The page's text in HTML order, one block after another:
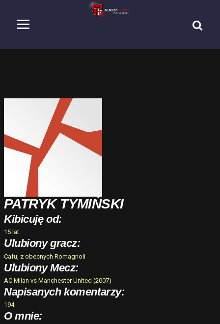
PATRYK TYMIŃSKI
Kibicuję od:
15 lat
Ulubiony gracz:
Cafu, z obecnych Romagnoli
Ulubiony Mecz:
AC Milan vs Manchester United (2007)
Napisanych komentarzy:
194
O mnie: